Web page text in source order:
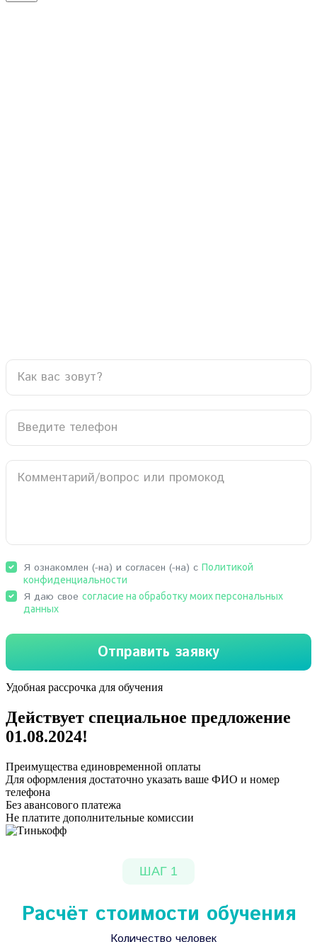
Удобная рассрочка для обучения
Действует специальное предложение
01.08.2024!
Преимущества единовременной оплаты
Для оформления достаточно указать ваше ФИО и номер
телефона
Без авансового платежа
Не платите дополнительные комиссии